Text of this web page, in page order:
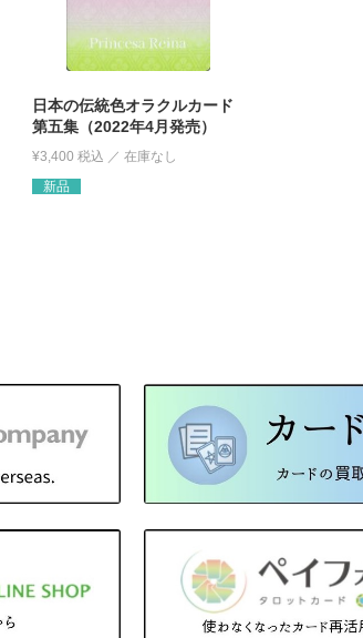
日本の伝統色オラクルカード
第五集（2022年4月発売）
¥3,400 税込
新品